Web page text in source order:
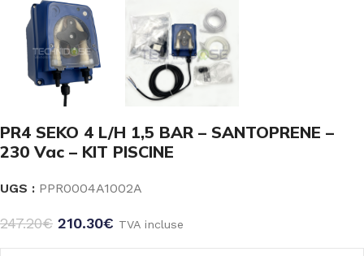
PR4 SEKO 4 L/H 1,5 BAR – SANTOPRENE –
230 Vac – KIT PISCINE
UGS : PPR0004A1002A
247.20€ 210.30€ TVA incluse